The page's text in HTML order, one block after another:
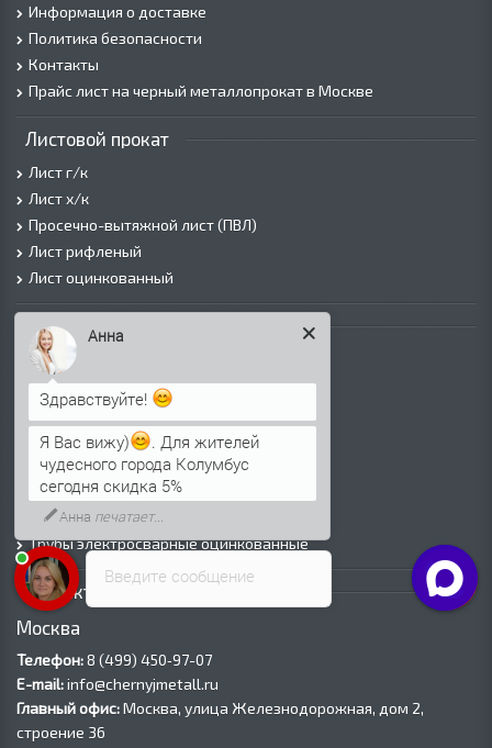
Информация о доставке
Политика безопасности
Контакты
Прайс лист на черный металлопрокат в Москве
Листовой прокат
Лист г/к
Лист х/к
Просечно-вытяжной лист (ПВЛ)
Лист рифленый
Лист оцинкованный
Трубы
Трубы горячедеформированные
Труба холоднодеформированная
Трубы ВГП (Водогазопроводные)
Трубы ВГП оцинкованные
Трубы электросварные круглые
Трубы электросварные квадратные
Трубы электросварные прямоугольные
Трубы электросварные оцинкованные
Контакты
Москва
Телефон:8 (499) 450‑97-07
E-mail:info@chernyjmetall.ru
Главный офис:Москва, улица Железнодорожная, дом 2,
строение 36
Введите сообщение
Анна
Здравствуйте!
Я Вас вижу)
. Для жителей
чудесного города Колумбус
сегодня скидка 5%
Анна печатает...